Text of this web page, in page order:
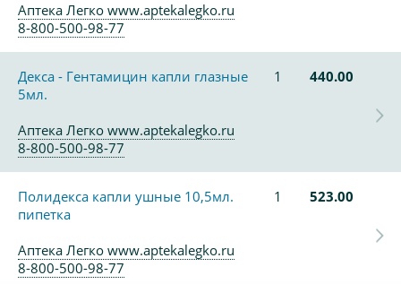
Аптека Легко www.aptekalegko.ru
8-800-500-98-77
Декса - Гентамицин капли глазные
5мл.
1 440.00
Аптека Легко www.aptekalegko.ru
8-800-500-98-77
Полидекса капли ушные 10,5мл.
пипетка
1 523.00
Аптека Легко www.aptekalegko.ru
8-800-500-98-77